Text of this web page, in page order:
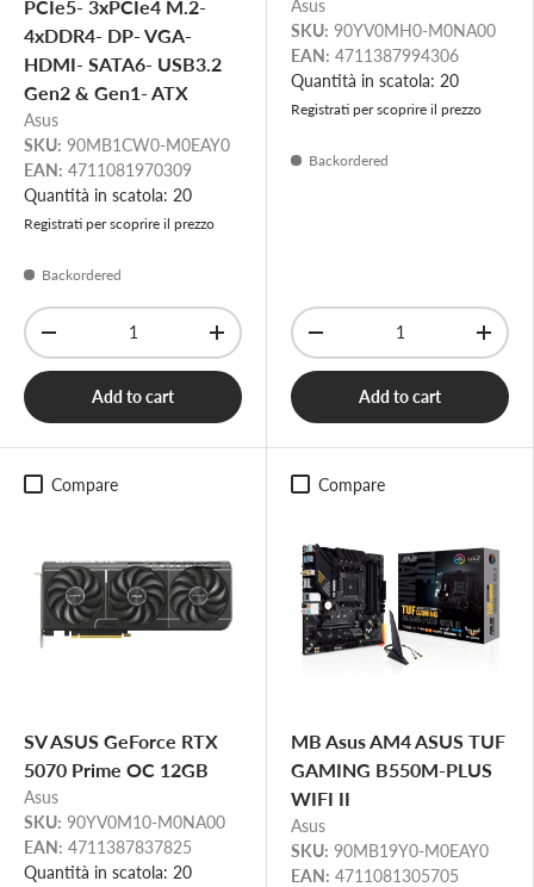
PCIe5- 3xPCIe4 M.2-
4xDDR4- DP- VGA-
HDMI- SATA6- USB3.2
Gen2 & Gen1- ATX
Asus
SKU: 90MB1CW0-M0EAY0
EAN: 4711081970309
Quantità in scatola: 20
Registrati per scoprire il prezzo
Backordered
Qty
-
+
Add to cart
Asus
SKU: 90YV0MH0-M0NA00
EAN: 4711387994306
Quantità in scatola: 20
Registrati per scoprire il prezzo
Backordered
Qty
-
+
Add to cart
Compare
SV ASUS GeForce RTX
5070 Prime OC 12GB
Asus
SKU: 90YV0M10-M0NA00
EAN: 4711387837825
Quantità in scatola: 20
Compare
MB Asus AM4 ASUS TUF
GAMING B550M-PLUS
WIFI II
Asus
SKU: 90MB19Y0-M0EAY0
EAN: 4711081305705